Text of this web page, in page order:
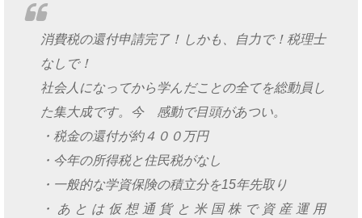
消費税の還付申請完了！しかも、自力で！税理士
なしで！
社会人になってから学んだことの全てを総動員し
た集大成です。今 感動で目頭があつい。
・税金の還付が約４００万円
・今年の所得税と住民税がなし
・一般的な学資保険の積立分を15年先取り
・あとは仮想通貨と米国株で資産運用